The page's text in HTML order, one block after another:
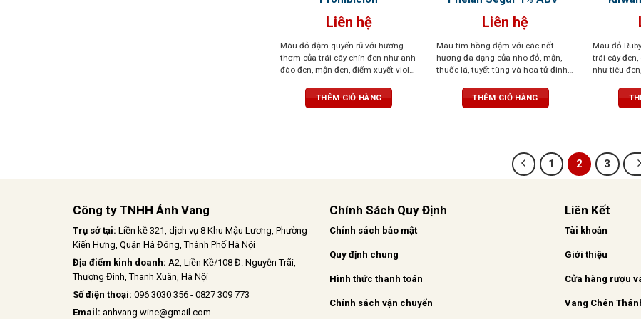
Liên hệ
Màu đỏ đậm quyến rũ với hương
thơm của trái cây chín đen như anh
đào đen, mận đen, điểm xuyết violet,
nhẹ. Vị rượu cân bằng, tươi mới,
sống động, giàu tannin nhưng hài
THÊM GIỎ HÀNG
Liên hệ
Màu tím hồng đậm với các nốt
hương đa dạng của nho đỏ, mận,
thuốc lá, tuyết tùng và hoa tử đinh
THÊM GIỎ HÀNG
Màu đỏ
trái cây đen,
như tiêu
kéo dài và
1 2 3
Công ty TNHH Ánh Vang
Trụ sở tại: Liền kề 321, dịch vụ 8 Khu Mậu Lương, Phường
Kiến Hưng, Quận Hà Đông, Thành Phố Hà Nội
Địa điểm kinh doanh: A2, Liền Kề/108 Đ. Nguyễn Trãi,
Thượng Đình, Thanh Xuân, Hà Nội
Số điện thoại: 096 3030 356 - 0827 309 773
Email: anhvang.wine@gmail.com
Chính Sách Quy Định
Chính sách bảo mật
Quy định chung
Hình thức thanh toán
Chính sách vận chuyển
Liên Kết
Tài khoản
Giới thiệu
Cửa hàng rượu
Vang Chén